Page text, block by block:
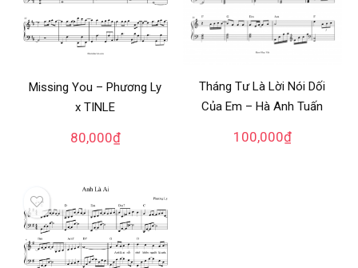
Missing You – Phương Ly
x TINLE
80,000₫
Tháng Tư Là Lời Nói Dối
Của Em – Hà Anh Tuấn
100,000₫